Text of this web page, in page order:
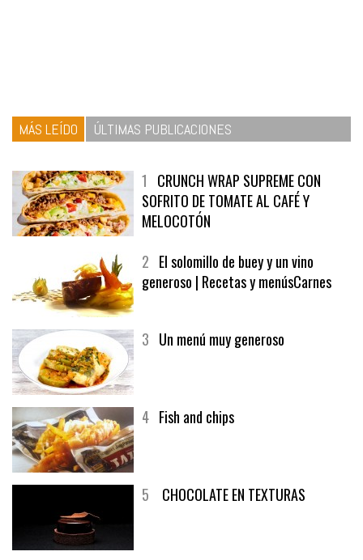
MÁS LEÍDO ÚLTIMAS PUBLICACIONES
1 CRUNCH WRAP SUPREME CON
SOFRITO DE TOMATE AL CAFÉ Y
MELOCOTÓN
2 El solomillo de buey y un vino
generoso | Recetas y menúsCarnes
3 Un menú muy generoso
4 Fish and chips
5 CHOCOLATE EN TEXTURAS